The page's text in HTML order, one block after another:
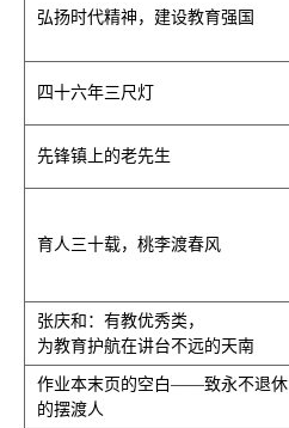
弘扬时代精神，建设教育强国
四十六年三尺灯
先锋镇上的老先生
育人三十载，桃李渡春风
张庆和：有教优秀类，
为教育护航在讲台不远的天南
作业本末页的空白——致永不退休
的摆渡人